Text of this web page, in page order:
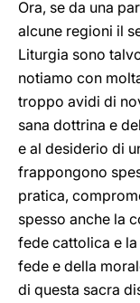
Ora, se da una
alcune regioni il
Liturgia sono
notiamo con
troppo avidi di
sana dottrina e
e al desiderio di
frappongono
pratica,
spesso anche la
fede cattolica e
fede e della
di questa sacra